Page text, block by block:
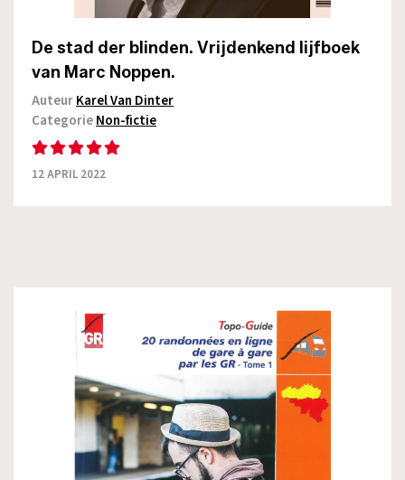
De stad der blinden. Vrijdenkend lijfboek
van Marc Noppen.
AuteurKarel Van Dinter
CategorieNon-fictie
12 APRIL 2022